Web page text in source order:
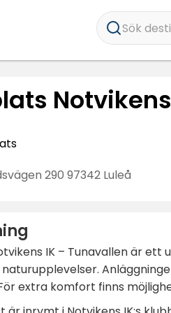
Sök
290 97342 Luleå
IK – Tunavallen är
extra komfort finns